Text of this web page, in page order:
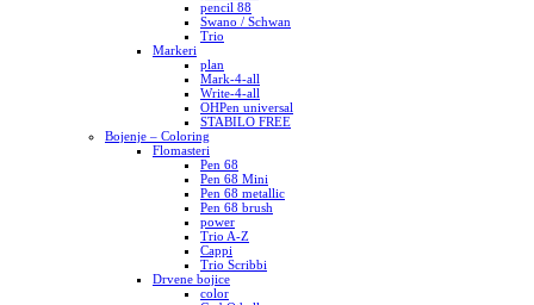
pencil 88
Swano / Schwan
Trio
Markeri
plan
Mark-4-all
Write-4-all
OHPen universal
STABILO FREE
Bojenje – Coloring
Flomasteri
Pen 68
Pen 68 Mini
Pen 68 metallic
Pen 68 brush
power
Trio A-Z
Cappi
Trio Scribbi
Drvene bojice
color